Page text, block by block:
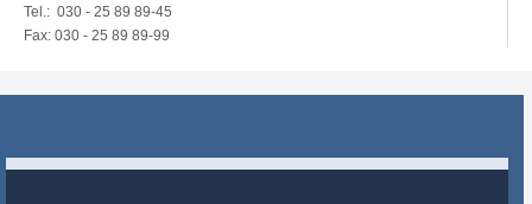
Tel.: 030 - 25 89 89-45
Fax: 030 - 25 89 89-99